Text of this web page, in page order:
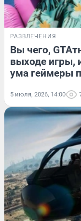
РАЗВЛЕЧЕНИЯ
Вы чего,
выходе игры,
ума геймеры
5 июля, 2026, 14:00